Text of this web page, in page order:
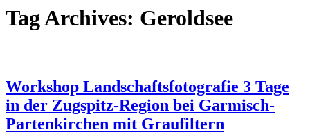
Tag Archives: Geroldsee
Workshop Landschaftsfotografie 3 Tage
in der Zugspitz-Region bei Garmisch-
Partenkirchen mit Graufiltern